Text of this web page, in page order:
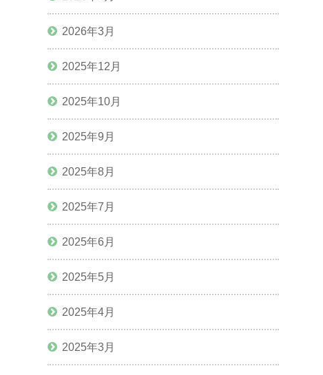
2026年3月
2025年12月
2025年10月
2025年9月
2025年8月
2025年7月
2025年6月
2025年5月
2025年4月
2025年3月